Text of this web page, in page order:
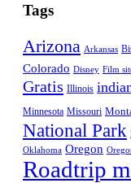
Tags
Arizona Arkansas
Colorado Disney Film
Gratis Illinois
Minnesota Missouri
National Park
Oklahoma Oregon
Roadtrip